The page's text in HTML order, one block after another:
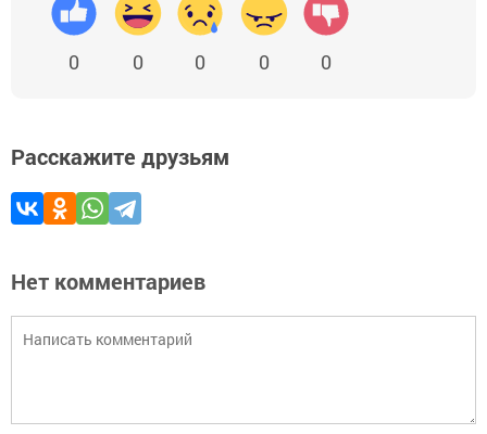
0 0 0 0 0
Расскажите друзьям
Нет комментариев